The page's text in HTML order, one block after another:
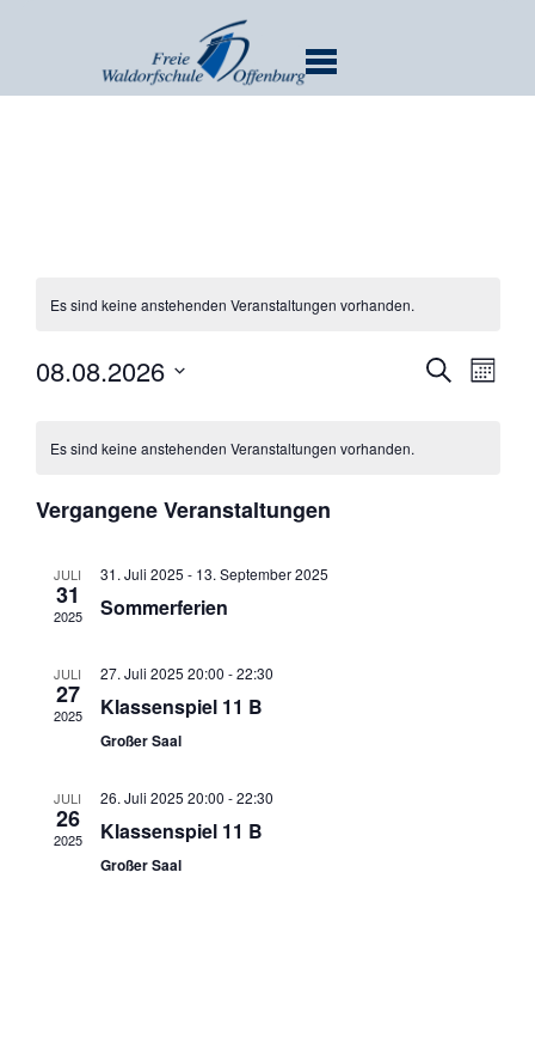
Es sind keine anstehenden Veranstaltungen vorhanden.
SUCHEMONAT
08.08.2026
wählen.
Es sind keine anstehenden Veranstaltungen vorhanden.
Vergangene Veranstaltungen
JULI
31
2025
31. Juli 2025 - 13. September 2025
Sommerferien
JULI
27
2025
27. Juli 2025 20:00 -22:30
Klassenspiel 11 B
Großer Saal
JULI
26
2025
26. Juli 2025 20:00 -22:30
Klassenspiel 11 B
Großer Saal